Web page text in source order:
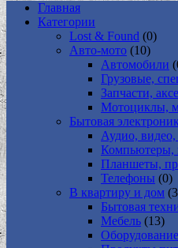
Главная
Категории
Lost & Found (0)
Авто-мото (10)
Автомобили
Грузовые,
Запчасти,
Мотоциклы,
Бытовая
Аудио,
Компьютеры,
Планшеты,
Телефоны (0)
В квартиру и дом
Бытовая
Мебель (13)
Оборудование